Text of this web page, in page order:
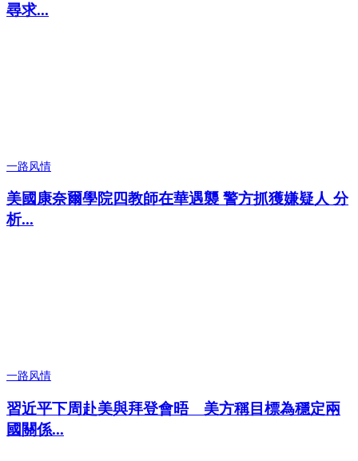
尋求...
一路风情
美國康奈爾學院四教師在華遇襲 警方抓獲嫌疑人 分
析...
一路风情
習近平下周赴美與拜登會晤 美方稱目標為穩定兩
國關係...